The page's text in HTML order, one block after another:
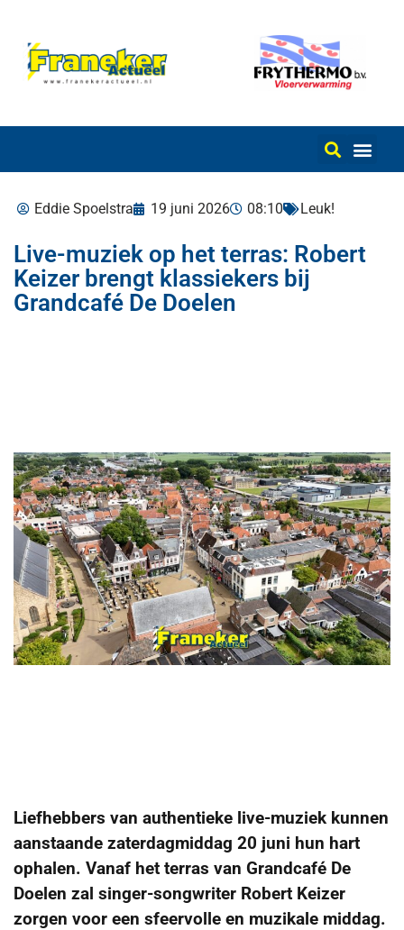
Eddie Spoelstra 19 juni 2026 08:10 Leuk!
Live-muziek op het terras: Robert
Keizer brengt klassiekers bij
Grandcafé De Doelen
Liefhebbers van authentieke live-muziek kunnen
aanstaande zaterdagmiddag 20 juni hun hart
ophalen. Vanaf het terras van Grandcafé De
Doelen zal singer-songwriter Robert Keizer
zorgen voor een sfeervolle en muzikale middag.